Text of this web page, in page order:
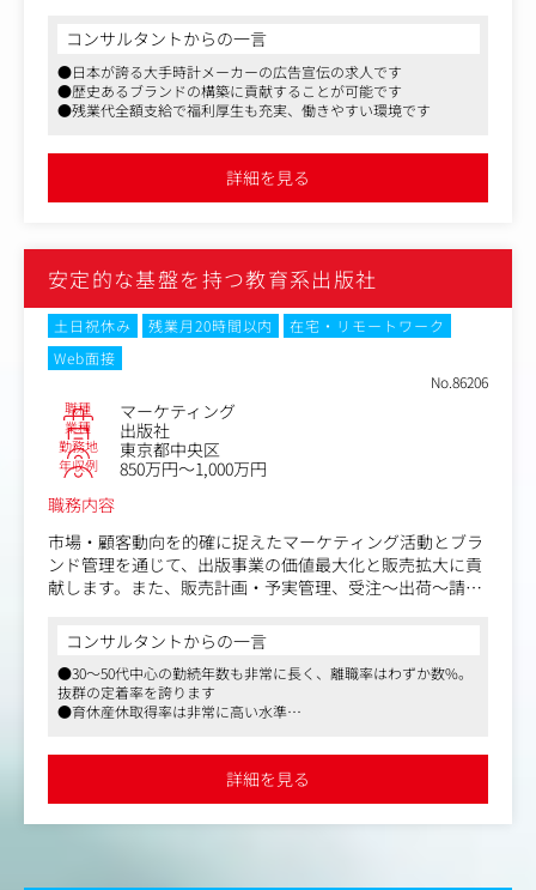
■WHAT CAFEについて：https://cafe.warehouseofart.org/
＜具体的な業務内容＞
■アート作品の提案・販売（メイン業務）
・お客様への接客・アート作品の魅力の伝達、販売
・スタッフへの接客指導やマニュアル整備、会期毎のセー
■イベント・プロモーション企画（ゆくゆくお任せしたい
業務）
・外部企業とのタイアップイベントやPR施策の立案・実行
・SNSやメディアを通じた集客・ブランディング活動
・WHAT CAFE内物販スペースの出店先の調査、誘致、契約
等
・WHAT CAFE飲食テナントの調査、誘致、運営管理等
セイコーウオッチが手掛ける最高級のブランド「グランド
セイコー」のグローバルマーケティング戦略を立案し、国
内・海外向けの宣伝販促業務を推進いただきます。
●店頭キャンペーン等の企画立案
●Webサイト製品詳細ページなどの各種文書の起案、構成
の運営 など
＜グランドセイコーについて＞
グランドセイコーは、セイコーの時計づくりの最高技術を
集結し1960年に誕生しました。原材料から仕上げ加工まで
一貫した製造体制で手掛け、時計として究極の機能を追求
した「最高峰の腕時計」です。
2010年にグローバルローンチした後、2017年に独立ブラン
ドとなり、アメリカ、ヨーロッパ、アジアパシフィックで
はグランドセイコーだけを取り扱う現地法人も誕生してい
ます。ブランドフィロソフィ―である「The Nature of Tim
e」をベースに、時計の本質、受け継ぐ「匠」の技、時の
移ろいを季節や自然の中に感じる日本独自の感性や美意識
を訴求しています。
オッチ業界の展示会Watches＆Wondersに出展しました。
2023年からは、若年富裕層を新しい戦略顧客として、「Ali
ve in Time 今、この時を生きる人へ」という新しいCom
し、唯一無二の価値を提供するラグジュアリーブランドと
してグローバルに訴求を続けています。
グランドセイコーのグローバルマーケティング施策の販促
コンサルタントからの一言
●日本が誇る大手時計メーカーの広告宣伝の求人です
●歴史あるブランドの構築に貢献することが可能です
●残業代全額支給で福利厚生も充実、働きやすい環境です
詳細を見る
安定的な基盤を持つ教育系出版社
土日祝休み 残業月20時間以内
在宅・リモートワーク
Web面接
No.86206
職種 マーケティング
業種 出版社
勤務地 東京都中央区
年収例
850万円～1,000万円
職務内容
市場・顧客動向を的確に捉えたマーケティング活動とブラ
ンド管理を通じて、出版事業の価値最大化と販売拡大に貢
献します。また、販売計画・予実管理、受注～出荷～請
的かつ持続的な成長を支えます。
【具体的な業務内容】
・メンバー育成支援とチーム運営
・広報・広告・営業支援企画の立案～実行を一貫主導
・販促活動面の著者対応
・販売計画の進捗・数値管理と改善アクションのオーナー
コンサルタントからの一言
●30～50代中心の勤続年数も非常に長く、離職率はわずか数%。
抜群の定着率を誇ります
●育休産休取得率は非常に高い水準
詳細を見る